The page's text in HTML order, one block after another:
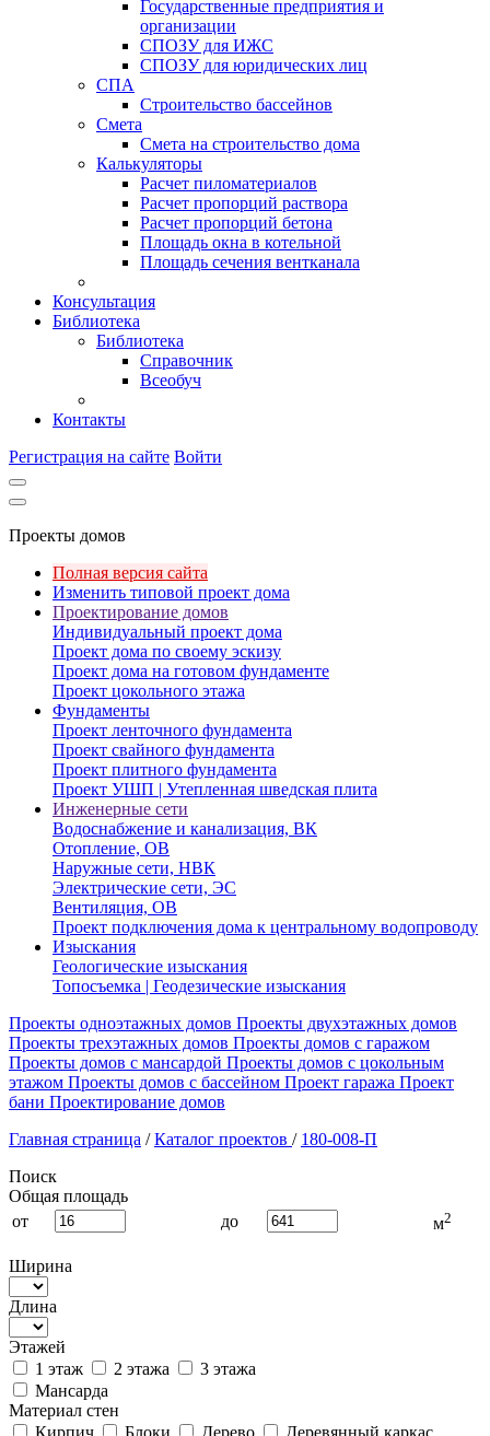
Государственные предприятия и
организации
СПОЗУ для ИЖС
СПОЗУ для юридических лиц
СПА
Строительство бассейнов
Смета
Смета на строительство дома
Калькуляторы
Расчет пиломатериалов
Расчет пропорций раствора
Расчет пропорций бетона
Площадь окна в котельной
Площадь сечения вентканала
Консультация
Библиотека
Библиотека
Справочник
Всеобуч
Контакты
Регистрация на сайте Войти
Проекты домов
Полная версия сайта
Изменить типовой проект дома
Проектирование домов
Индивидуальный проект дома
Проект дома по своему эскизу
Проект дома на готовом фундаменте
Проект цокольного этажа
Фундаменты
Проект ленточного фундамента
Проект свайного фундамента
Проект плитного фундамента
Проект УШП | Утепленная шведская плита
Инженерные сети
Водоснабжение и канализация, ВК
Отопление, ОВ
Наружные сети, НВК
Электрические сети, ЭС
Вентиляция, ОВ
Проект подключения дома к центральному водопроводу
Изыскания
Геологические изыскания
Топосъемка | Геодезические изыскания
Проекты одноэтажных домов Проекты двухэтажных домов
Проекты трехэтажных домов Проекты домов с гаражом
Проекты домов с мансардой Проекты домов с цокольным
этажом Проекты домов с бассейном Проект гаража Проект
бани Проектирование домов
Главная страница / Каталог проектов / 180-008-П
Поиск
Общая площадь
от
до м2
Ширина
Длина
Этажей
1 этаж
2 этажа
3 этажа
Мансарда
Материал стен
Кирпич
Блоки Дерево
Деревянный каркас